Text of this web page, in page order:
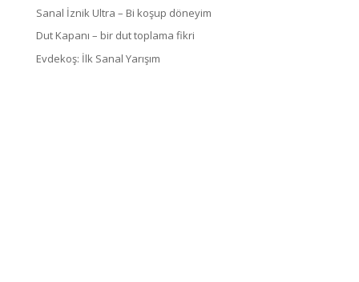
Sanal İznik Ultra – Bi koşup döneyim
Dut Kapanı – bir dut toplama fikri
Evdekoş: İlk Sanal Yarışım